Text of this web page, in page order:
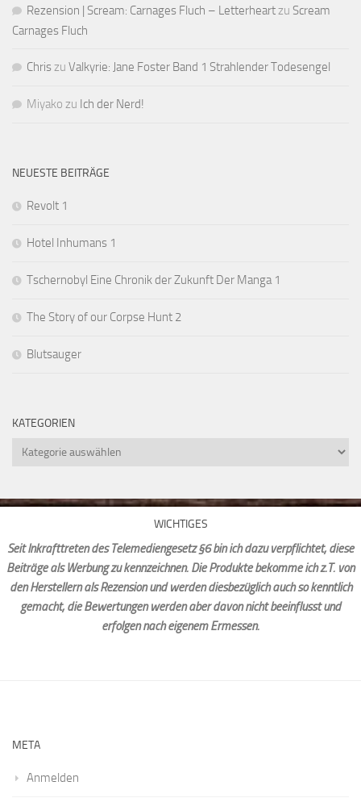
Rezension | Scream: Carnages Fluch – Letterheartzu Scream
Carnages Fluch
Chriszu Valkyrie: Jane Foster Band 1 Strahlender Todesengel
Miyako zu Ich der Nerd!
NEUESTE BEITRÄGE
Revolt 1
Hotel Inhumans 1
Tschernobyl Eine Chronik der Zukunft Der Manga 1
The Story of our Corpse Hunt 2
Blutsauger
KATEGORIEN
Kategorien
WICHTIGES
Seit Inkrafttreten des Telemediengesetz §6 bin ich dazu verpflichtet, diese
Beiträge als Werbung zu kennzeichnen. Die Produkte bekomme ich z.T. von
den Herstellern als Rezension und werden diesbezüglich auch so kenntlich
gemacht, die Bewertungen werden aber davon nicht beeinflusst und
erfolgen nach eigenem Ermessen.
META
Anmelden